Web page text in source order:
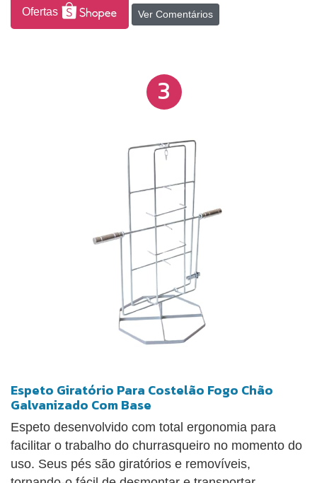
do carro. Os cabos podem ser montados tanto na
lateral quanto no centro, conforme a preferência do
Ofertas Ver Comentários
3
Espeto Giratório Para Costelão Fogo Chão
Galvanizado Com Base
Espeto desenvolvido com total ergonomia para
facilitar o trabalho do churrasqueiro no momento do
uso. Seus pés são giratórios e removíveis,